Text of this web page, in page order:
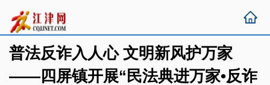
普法反诈入人心 文明新风护万家
——四屏镇开展“民法典进万家•反诈